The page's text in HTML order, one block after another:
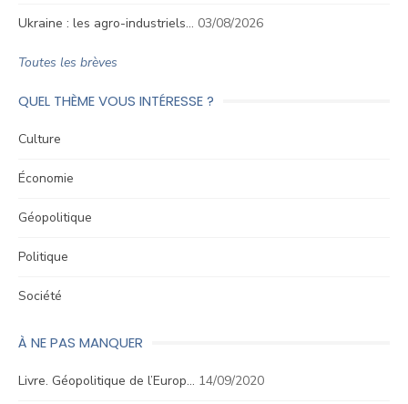
Ukraine : les agro-industriels… 03/08/2026
Toutes les brèves
QUEL THÈME VOUS INTÉRESSE ?
Culture
Économie
Géopolitique
Politique
Société
À NE PAS MANQUER
Livre. Géopolitique de l’Europ… 14/09/2020